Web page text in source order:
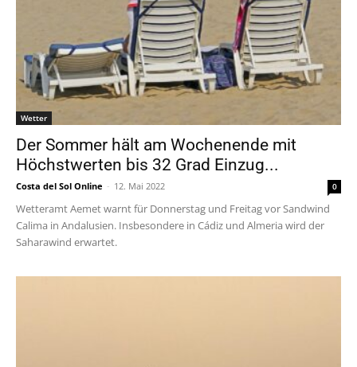
Wetter
Der Sommer hält am Wochenende mit
Höchstwerten bis 32 Grad Einzug...
Costa del Sol Online - 12. Mai 2022 0
Wetteramt Aemet warnt für Donnerstag und Freitag vor Sandwind
Calima in Andalusien. Insbesondere in Cádiz und Almeria wird der
Saharawind erwartet.